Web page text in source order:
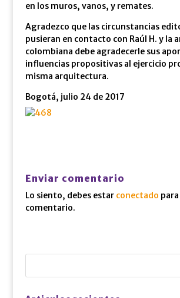
en los muros, vanos, y remates.
Agradezco que las circunstancias
pusieran en contacto con Raúl H. y la
colombiana debe agradecerle sus
influencias propositivas al ejercicio
misma arquitectura.
Bogotá, julio 24 de 2017
Enviar comentario
Lo siento, debes estar conectado
comentario.